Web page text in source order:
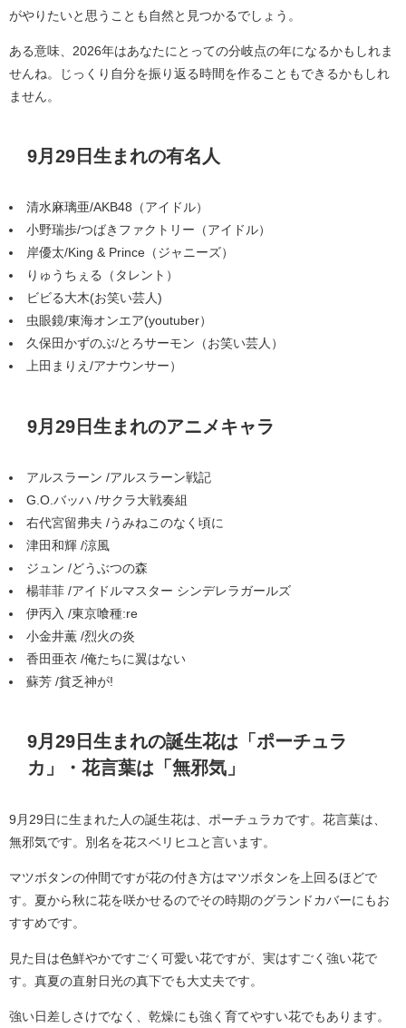
がやりたいと思うことも自然と見つかるでしょう。
ある意味、2026年はあなたにとっての分岐点の年になるかもしれま
せんね。じっくり自分を振り返る時間を作ることもできるかもしれ
ません。
9月29日生まれの有名人
清水麻璃亜/AKB48（アイドル）
小野瑞歩/つばきファクトリー（アイドル）
岸優太/King & Prince（ジャニーズ）
りゅうちぇる（タレント）
ビビる大木(お笑い芸人)
虫眼鏡/東海オンエア(youtuber）
久保田かずのぶ/とろサーモン（お笑い芸人）
上田まりえ/アナウンサー）
9月29日生まれのアニメキャラ
アルスラーン /アルスラーン戦記
G.O.バッハ /サクラ大戦奏組
右代宮留弗夫 /うみねこのなく頃に
津田和輝 /涼風
ジュン /どうぶつの森
楊菲菲 /アイドルマスター シンデレラガールズ
伊丙入 /東京喰種:re
小金井薫 /烈火の炎
香田亜衣 /俺たちに翼はない
蘇芳 /貧乏神が!
9月29日生まれの誕生花は「ポーチュラ
カ」・花言葉は「無邪気」
9月29日に生まれた人の誕生花は、ポーチュラカです。花言葉は、
無邪気です。別名を花スベリヒユと言います。
マツボタンの仲間ですが花の付き方はマツボタンを上回るほどで
す。夏から秋に花を咲かせるのでその時期のグランドカバーにもお
すすめです。
見た目は色鮮やかですごく可愛い花ですが、実はすごく強い花で
す。真夏の直射日光の真下でも大丈夫です。
強い日差しさけでなく、乾燥にも強く育てやすい花でもあります。